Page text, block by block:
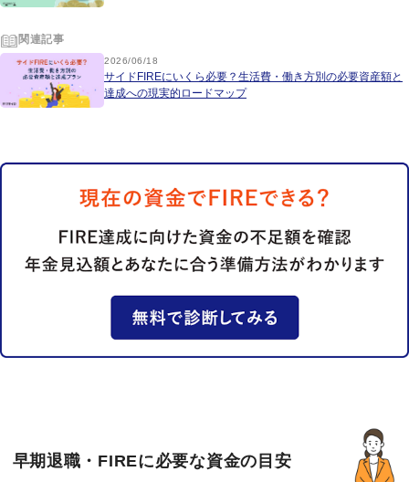
関連記事
2026/06/18
サイドFIREにいくら必要？生活費・働き方別の必要資産額と
達成への現実的ロードマップ
早期退職・FIREに必要な資金の目安